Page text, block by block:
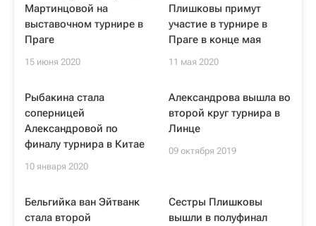
Мартинцовой на
выставочном турнире в
Праге
15 июня 2020
Плишковы примут
участие в турнире в
Праге в конце мая
11 мая 2020
Рыбакина стала
соперницей
Александровой по
финалу турнира в Китае
10 января 2020
Александрова вышла во
второй круг турнира в
Линце
09 октября 2019
Бельгийка ван Эйтванк
стала второй
Сестры Плишковы
вышли в полуфинал